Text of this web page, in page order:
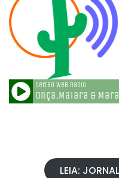
LEIA: